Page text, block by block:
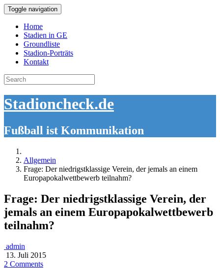
Toggle navigation
Home
Stadien in GE
Groundliste
Stadion-Porträts
Kontakt
Search
for:
Stadioncheck.de
Fußball ist Kommunikation
Allgemein
Frage: Der niedrigstklassige Verein, der jemals an einem
Europapokalwettbewerb teilnahm?
Frage: Der niedrigstklassige Verein, der
jemals an einem Europapokalwettbewerb
teilnahm?
admin
13. Juli 2015
2 Comments